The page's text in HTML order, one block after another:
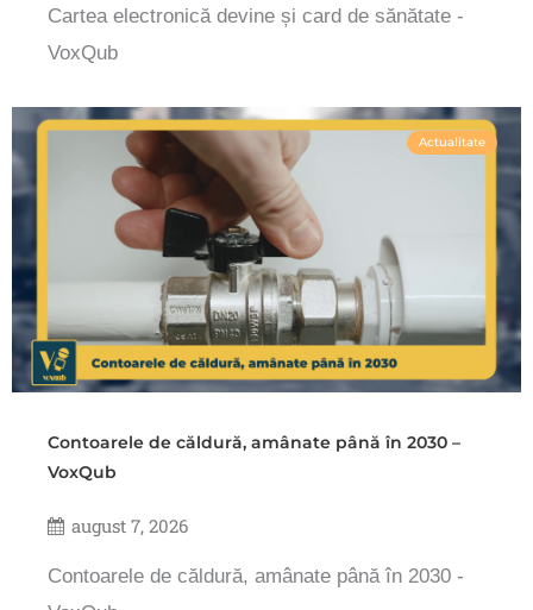
Cartea electronică devine și card de sănătate -
VoxQub
Actualitate
Contoarele de căldură, amânate până în 2030 –
VoxQub
august 7, 2026
Contoarele de căldură, amânate până în 2030 -